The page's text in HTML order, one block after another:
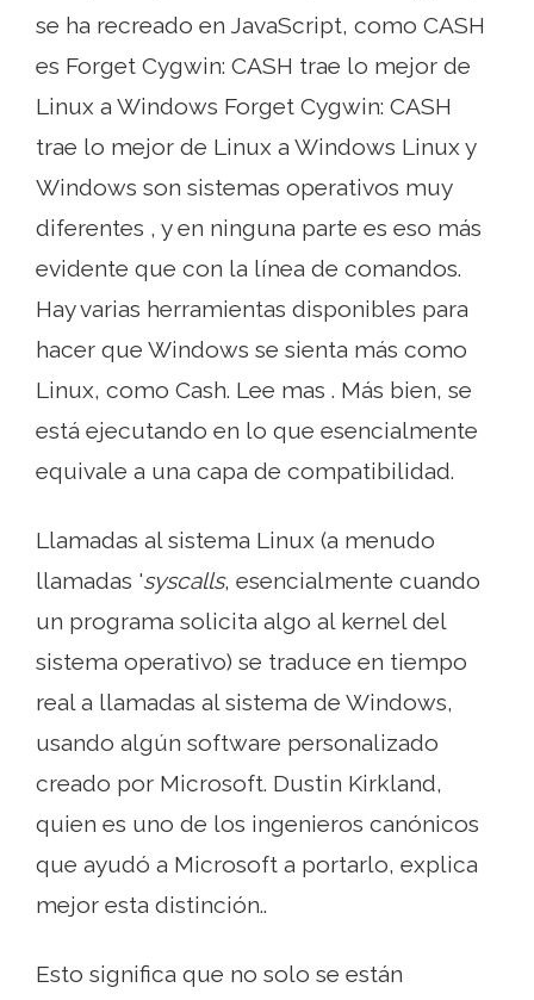
se ha recreado en JavaScript, como CASH
es Forget Cygwin: CASH trae lo mejor de
Linux a Windows Forget Cygwin: CASH
trae lo mejor de Linux a Windows Linux y
Windows son sistemas operativos muy
diferentes , y en ninguna parte es eso más
evidente que con la línea de comandos.
Hay varias herramientas disponibles para
hacer que Windows se sienta más como
Linux, como Cash. Lee mas . Más bien, se
está ejecutando en lo que esencialmente
equivale a una capa de compatibilidad.
Llamadas al sistema Linux (a menudo
llamadas 'syscalls, esencialmente cuando
un programa solicita algo al kernel del
sistema operativo) se traduce en tiempo
real a llamadas al sistema de Windows,
usando algún software personalizado
creado por Microsoft. Dustin Kirkland,
quien es uno de los ingenieros canónicos
que ayudó a Microsoft a portarlo, explica
mejor esta distinción..
Esto significa que no solo se están